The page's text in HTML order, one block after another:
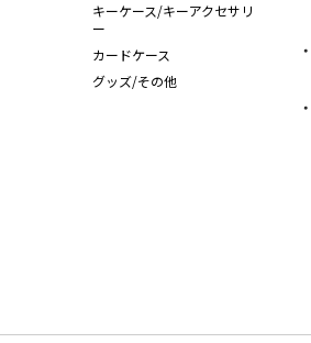
キーケース/キーアクセサリ
ー
カードケース
グッズ/その他